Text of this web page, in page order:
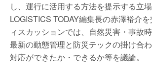
し、運行に活用する方法を提示する立場
LOGISTICS TODAY編集長の赤澤裕介
ィスカッションでは、自然災害・事故時
最新の動態管理と防災テックの掛け合
対応ができたか・できるか等を議論。